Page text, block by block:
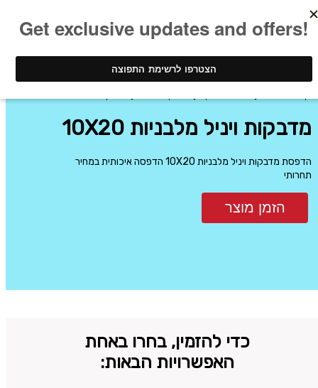
מדבקות ויניל מלבניות 10X20
הדפסת מדבקות ויניל מלבניות 10X20 הדפסה איכותית במחיר
תחרותי
הזמן מוצר
כדי להזמין, בחרו באחת
האפשרויות הבאות: